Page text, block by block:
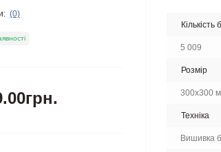
(0)
Кількість
5 009
Розмір
300х300
Техніка
Вишивка